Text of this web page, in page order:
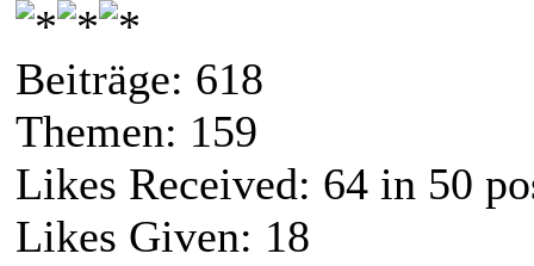
Beiträge: 618
Themen: 159
Likes Received: 64 in 50
Likes Given: 18